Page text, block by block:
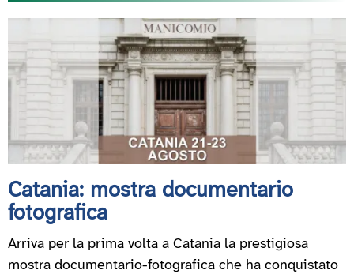
Catania: mostra documentario
fotografica
Arriva per la prima volta a Catania la prestigiosa
mostra documentario-fotografica che ha conquistato